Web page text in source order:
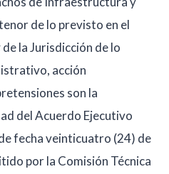
de lo previsto en el
la Jurisdicción de lo
acción
son la
del Acuerdo Ejecutivo
fecha veinticuatro (24) de
por la Comisión Técnica